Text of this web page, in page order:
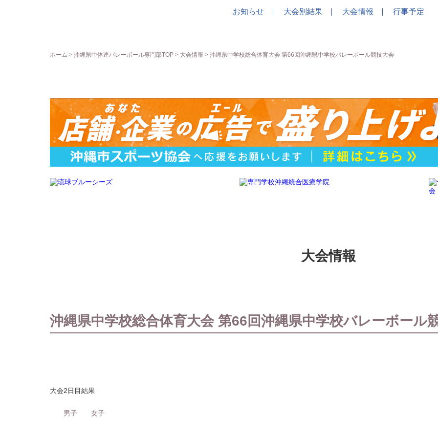
お知らせ 大会別結果 大会情報 行事予定
ホーム > 沖縄県中体連バレーボール専門部TOP > 大会情報 > 沖縄県中学校総合体育大会 第66回沖縄県中学校バレーボール競技大会
大会情報
沖縄県中学校総合体育大会 第66回沖縄県中学校バレーボール
大会2日目結果
男子 女子